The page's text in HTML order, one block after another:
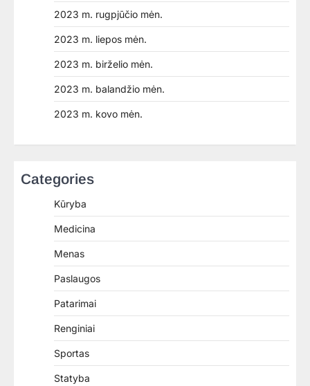
2023 m. rugpjūčio mėn.
2023 m. liepos mėn.
2023 m. birželio mėn.
2023 m. balandžio mėn.
2023 m. kovo mėn.
Categories
Kūryba
Medicina
Menas
Paslaugos
Patarimai
Renginiai
Sportas
Statyba